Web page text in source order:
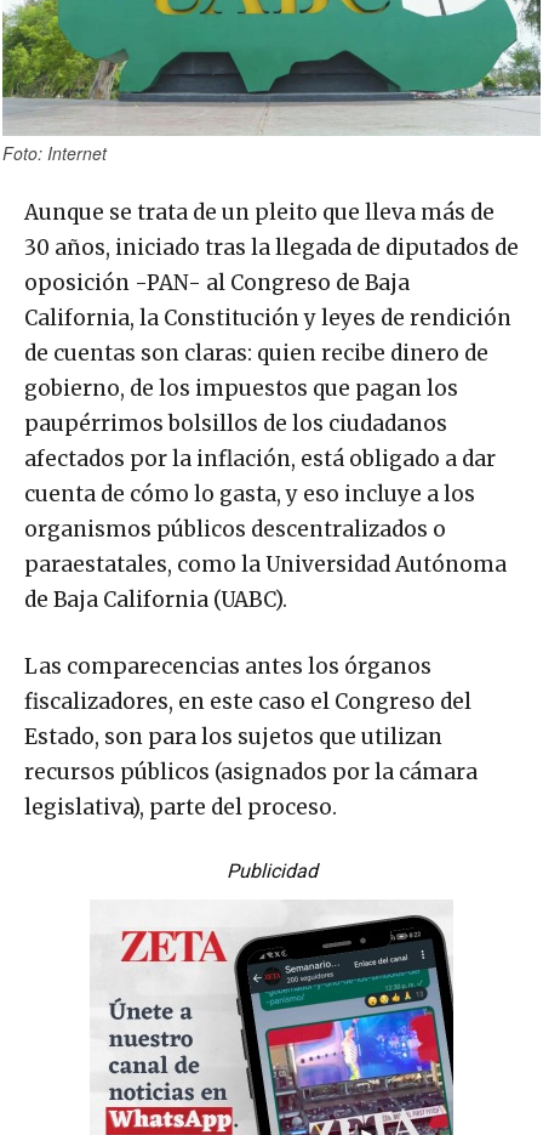
Foto: Internet
Aunque se trata de un pleito que lleva más de
30 años, iniciado tras la llegada de diputados de
oposición -PAN- al Congreso de Baja
California, la Constitución y leyes de rendición
de cuentas son claras: quien recibe dinero de
gobierno, de los impuestos que pagan los
paupérrimos bolsillos de los ciudadanos
afectados por la inflación, está obligado a dar
cuenta de cómo lo gasta, y eso incluye a los
organismos públicos descentralizados o
paraestatales, como la Universidad Autónoma
de Baja California (UABC).
Las comparecencias antes los órganos
fiscalizadores, en este caso el Congreso del
Estado, son para los sujetos que utilizan
recursos públicos (asignados por la cámara
legislativa), parte del proceso.
Publicidad